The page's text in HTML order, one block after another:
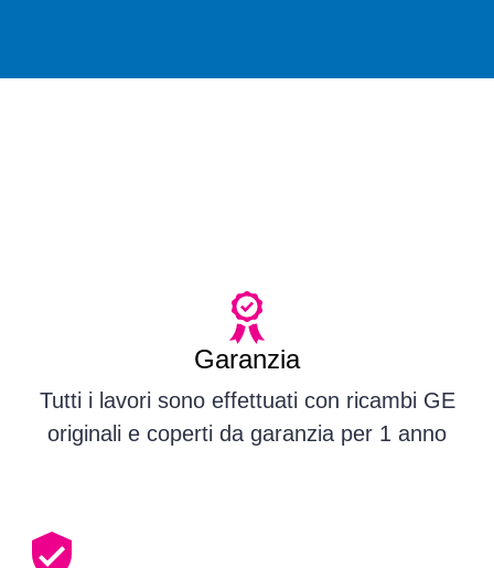
Garanzia
Tutti i lavori sono effettuati con ricambi GE
originali e coperti da garanzia per 1 anno